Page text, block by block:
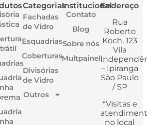
Categorias
Fachadas
de Vidro
Esquadrias
Coberturas
Divisórias
de Vidro
Outros
Institucional
Contato
Blog
Sobre nós
Multpainel
Endereço
Rua
Roberto
Koch, 123
Vila
– Ipiranga
São Paulo
/ SP
*Visitas e
no local